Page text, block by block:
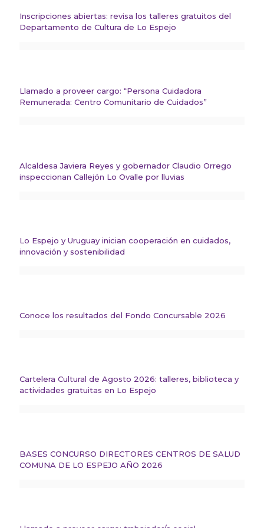
Inscripciones abiertas: revisa los talleres gratuitos del
Departamento de Cultura de Lo Espejo
Llamado a proveer cargo: “Persona Cuidadora
Remunerada: Centro Comunitario de Cuidados”
Alcaldesa Javiera Reyes y gobernador Claudio Orrego
inspeccionan Callejón Lo Ovalle por lluvias
Lo Espejo y Uruguay inician cooperación en cuidados,
innovación y sostenibilidad
Conoce los resultados del Fondo Concursable 2026
Cartelera Cultural de Agosto 2026: talleres, biblioteca y
actividades gratuitas en Lo Espejo
BASES CONCURSO DIRECTORES CENTROS DE SALUD
COMUNA DE LO ESPEJO AÑO 2026